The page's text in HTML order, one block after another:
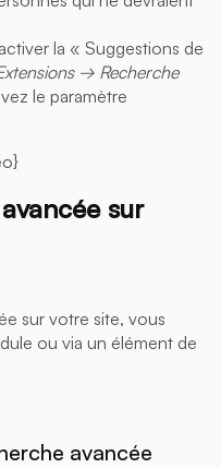
la « Suggestions de
→ Recherche
le paramètre
sur
sur votre site, vous
ou via un élément de
avancée